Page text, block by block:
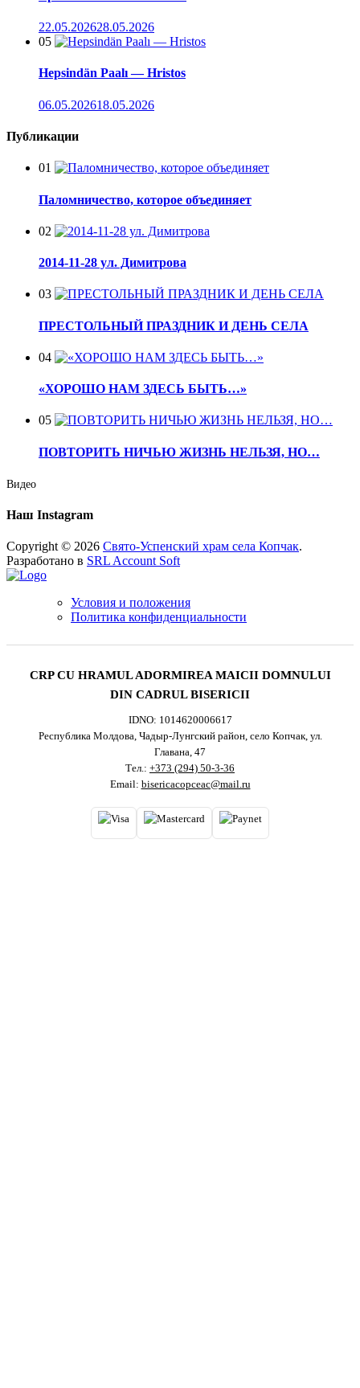
22.05.202628.05.2026
05
Hepsindän Paalı — Hristos
06.05.202618.05.2026
Публикации
01
Паломничество, которое объединяет
02
2014-11-28 ул. Димитрова
03
ПРЕСТОЛЬНЫЙ ПРАЗДНИК И ДЕНЬ СЕЛА
04
«ХОРОШО НАМ ЗДЕСЬ БЫТЬ…»
05
ПОВТОРИТЬ НИЧЬЮ ЖИЗНЬ НЕЛЬЗЯ, НО…
Видео
Наш Instagram
Copyright © 2026 Свято-Успенский храм села Копчак.
Разработано в SRL Account Soft
Условия и положения
Политика конфиденциальности
CRP CU HRAMUL ADORMIREA MAICII DOMNULUI
DIN CADRUL BISERICII
IDNO: 1014620006617
Республика Молдова, Чадыр-Лунгский район, село Копчак, ул.
Главана, 47
Тел.: +373 (294) 50-3-36
Email: bisericacopceac@mail.ru